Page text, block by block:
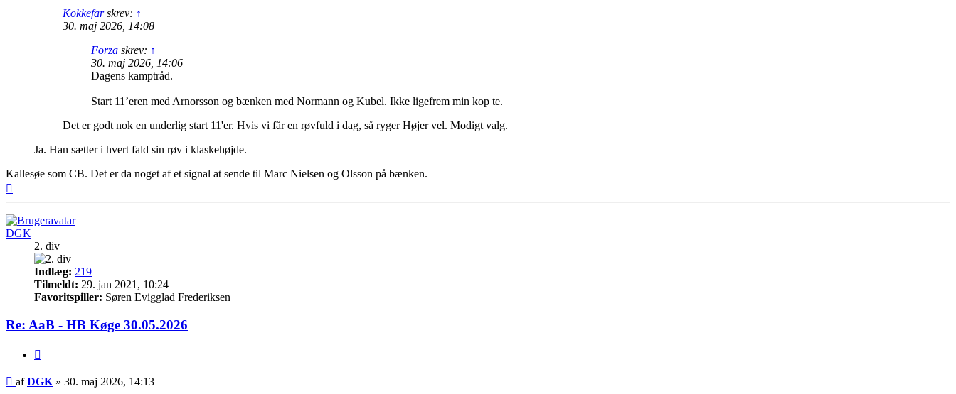
Kokkefarskrev: ↑
30. maj 2026, 14:08
Forza skrev: ↑
30. maj 2026, 14:06
Dagens kamptråd.
Start 11’eren med Arnorsson og bænken med Normann og Kubel. Ikke ligefrem min kop te.
Det er godt nok en underlig start 11'er. Hvis vi får en røvfuld i dag, så ryger Højer vel. Modigt valg.
Ja. Han sætter i hvert fald sin røv i klaskehøjde.
Kallesøe som CB. Det er da noget af et signal at sende til Marc Nielsen og Olsson på bænken.
DGK
2. div
Indlæg: 219
Tilmeldt: 29. jan 2021, 10:24
Favoritspiller: Søren Evigglad Frederiksen
Re: AaB - HB Køge 30.05.2026
Indlæg
afDGK » 30. maj 2026, 14:13